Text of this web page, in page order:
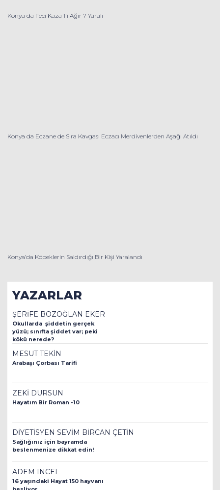
Konya da Feci Kaza 1'i Ağır 7 Yaralı
Konya da Eczane de Sıra Kavgası Eczacı Merdivenlerden Aşağı Atıldı
Konya’da Köpeklerin Saldırdığı Bir Kişi Yaralandı
YAZARLAR
ŞERİFE BOZOĞLAN EKER
Okullarda şiddetin gerçek
yüzü; sınıfta şiddet var; peki
kökü nerede?
MESUT TEKİN
Arabaşı Çorbası Tarifi
ZEKİ DURSUN
Hayatım Bir Roman -10
DİYETİSYEN SEVİM BİRCAN ÇETİN
Sağlığınız için bayramda
beslenmenize dikkat edin!
ADEM INCEL
16 yaşındaki Hayat 150 hayvanı